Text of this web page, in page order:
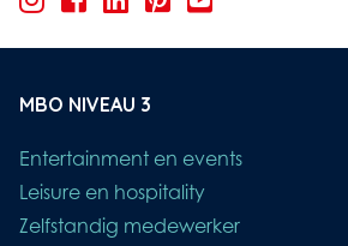
MBO NIVEAU 3
Entertainment en events
Leisure en hospitality
Zelfstandig medewerker